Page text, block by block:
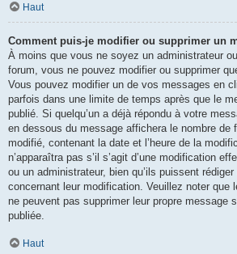
Haut
Comment puis-je modifier ou supprimer un
À moins que vous ne soyez un administrateur
forum, vous ne pouvez modifier ou supprimer
Vous pouvez modifier un de vos messages en
parfois dans une limite de temps après que le
publié. Si quelqu’un a déjà répondu à votre
en dessous du message affichera le nombre de
modifié, contenant la date et l’heure de la
n’apparaîtra pas s’il s’agit d’une modification
ou un administrateur, bien qu’ils puissent
concernant leur modification. Veuillez noter que
ne peuvent pas supprimer leur propre message
publiée.
Haut